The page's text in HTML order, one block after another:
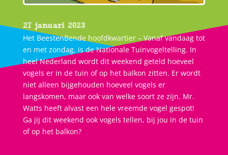
27 januari 2023
Het BeestenBende hoofdkwartier – Vanaf vandaag tot
en met zondag, is de Nationale Tuinvogeltelling. In
heel Nederland wordt dit weekend geteld hoeveel
vogels er in de tuin of op het balkon zitten. Er wordt
niet alleen bijgehouden hoeveel vogels er
langskomen, maar ook van welke soort ze zijn. Mr.
Watts heeft alvast een hele vreemde vogel gespot!
Ga jij dit weekend ook vogels tellen, bij jou in de tuin
of op het balkon?